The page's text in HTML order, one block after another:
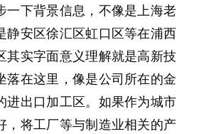
一下背景信息，不像是上海老
静安区徐汇区虹口区等在浦西
其实字面意义理解就是高新技
落在这里，像是公司所在的金
进出口加工区。如果作为城市
，将工厂等与制造业相关的产